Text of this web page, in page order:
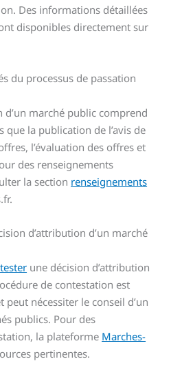
Des informations détaillées
disponibles directement sur
du processus de passation
d’un marché public comprend
que la publication de l’avis de
l’évaluation des offres et
des renseignements
la section renseignements
d’attribution d’un marché
une décision d’attribution
de contestation est
nécessiter le conseil d’un
publics. Pour des
la plateforme Marches-
pertinentes.